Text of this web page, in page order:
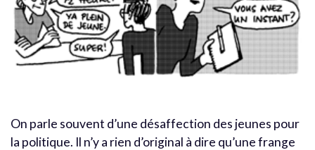
On parle souvent d’une désaffection des jeunes pour
la politique. Il n’y a rien d’original à dire qu’une frange